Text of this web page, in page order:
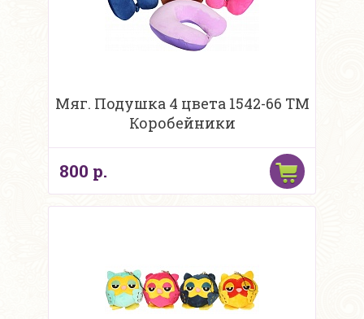
Мяг. Подушка 4 цвета 1542-66 ТМ
Коробейники
800 р.